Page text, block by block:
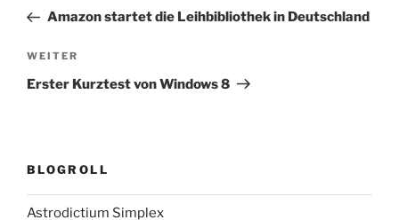
Beitrag
Amazon startet die Leihbibliothek in Deutschland
Nächster
Beitrag
WEITER
Erster Kurztest von Windows 8
BLOGROLL
Astrodictium Simplex